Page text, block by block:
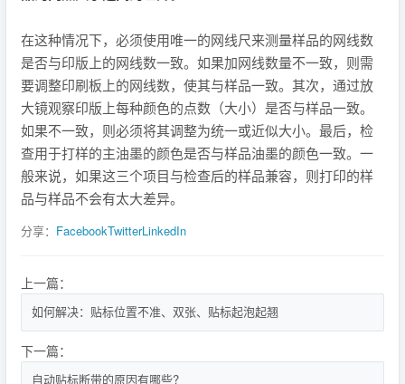
在这种情况下，必须使用唯一的网线尺来测量样品的网线数
是否与印版上的网线数一致。如果加网线数量不一致，则需
要调整印刷板上的网线数，使其与样品一致。其次，通过放
大镜观察印版上每种颜色的点数（大小）是否与样品一致。
如果不一致，则必须将其调整为统一或近似大小。最后，检
查用于打样的主油墨的颜色是否与样品油墨的颜色一致。一
般来说，如果这三个项目与检查后的样品兼容，则打印的样
品与样品不会有太大差异。
分享： FacebookTwitterLinkedIn
上一篇：
如何解决：贴标位置不准、双张、贴标起泡起翘
下一篇：
自动贴标断带的原因有哪些?